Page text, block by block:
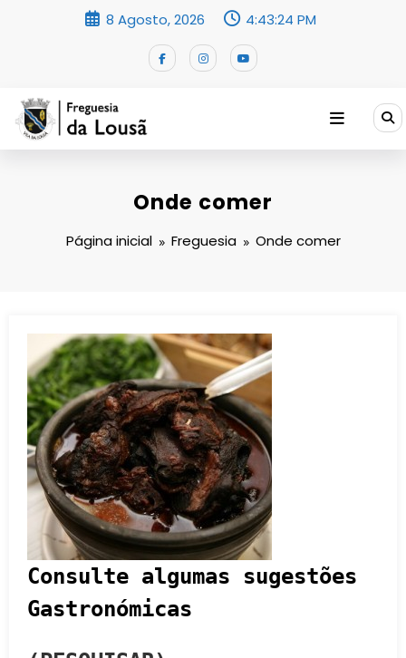
8 Agosto, 2026 4:43:24 PM
Onde comer
Página inicial Freguesia Onde comer
Consulte algumas sugestões
Gastronómicas